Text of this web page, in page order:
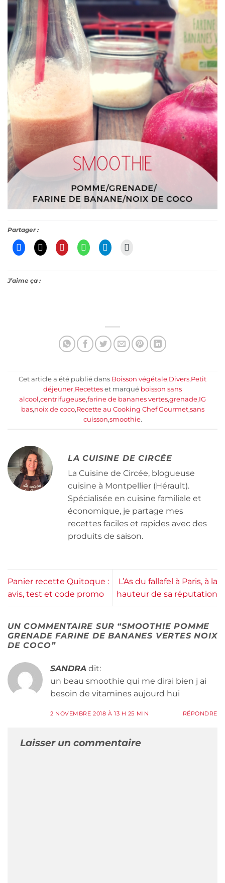
Partager :
J’aime ça :
Cet article a été publié dans Boisson végétale,Divers,Petit
déjeuner,Recettes et marqué boisson sans
alcool,centrifugeuse,farine de bananes vertes,grenade,IG
bas,noix de coco,Recette au Cooking Chef Gourmet,sans
cuisson,smoothie.
LA CUISINE DE CIRCÉE
La Cuisine de Circée, blogueuse
cuisine à Montpellier (Hérault).
Spécialisée en cuisine familiale et
économique, je partage mes
recettes faciles et rapides avec des
produits de saison.
Panier recette Quitoque :
avis, test et code promo
L’As du fallafel à Paris, à la
hauteur de sa réputation
UN COMMENTAIRE SUR “SMOOTHIE POMME
GRENADE FARINE DE BANANES VERTES NOIX
DE COCO”
SANDRA dit:
un beau smoothie qui me dirai bien j ai
besoin de vitamines aujourd hui
2 NOVEMBRE 2018 À 13 H 25 MIN RÉPONDRE
Laisser un commentaire